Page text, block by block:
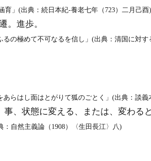
育」(出典：続日本紀‐養老七年（723）二月己酉)
。進歩。
の極めて不可なるを信し」(出典：清国に対す
らはし面はとがりて狐のごとく」(出典：談義
、状態に変える、または、変わる
自然主義論（1908）〈生田長江〉八)